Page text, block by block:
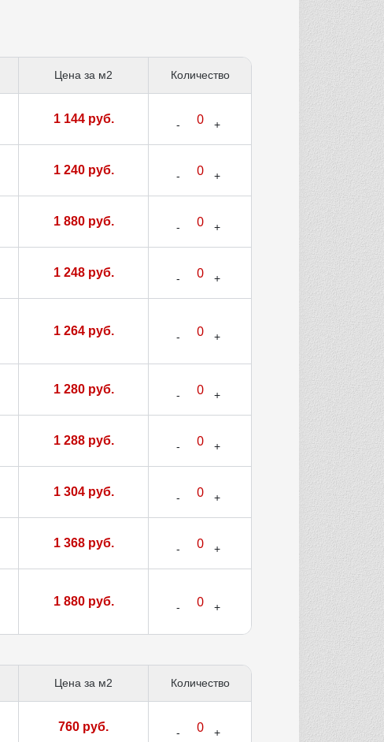
Цена за м2 Количество
1 144 руб.
1 240 руб.
1 880 руб.
1 248 руб.
1 264 руб.
1 280 руб.
1 288 руб.
1 304 руб.
1 368 руб.
1 880 руб.
Цена за м2 Количество
760 руб.